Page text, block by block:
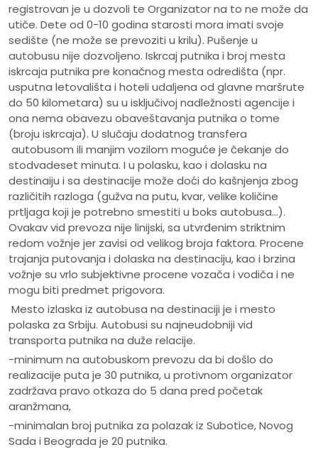
registrovan je u dozvoli te Organizator na to ne može da
utiče. Dete od 0-10 godina starosti mora imati svoje
sedište (ne može se prevoziti u krilu). Pušenje u
autobusu nije dozvoljeno. Iskrcaj putnika i broj mesta
iskrcaja putnika pre konačnog mesta odredišta (npr.
usputna letovališta i hoteli udaljena od glavne maršrute
do 50 kilometara) su u isključivoj nadležnosti agencije i
ona nema obavezu obaveštavanja putnika o tome
(broju iskrcaja). U slučaju dodatnog transfera
autobusom ili manjim vozilom moguće je čekanje do
stodvadeset minuta. I u polasku, kao i dolasku na
destinaiju i sa destinacije može doći do kašnjenja zbog
različitih razloga (gužva na putu, kvar, velike količine
prtljaga koji je potrebno smestiti u boks autobusa...).
Ovakav vid prevoza nije linijski, sa utvrđenim striktnim
redom vožnje jer zavisi od velikog broja faktora. Procene
trajanja putovanja i dolaska na destinaciju, kao i brzina
vožnje su vrlo subjektivne procene vozača i vodiča i ne
mogu biti predmet prigovora.
Mesto izlaska iz autobusa na destinaciji je i mesto
polaska za Srbiju. Autobusi su najneudobniji vid
transporta putnika na duže relacije.
-minimum na autobuskom prevozu da bi došlo do
realizacije puta je 30 putnika, u protivnom organizator
zadržava pravo otkaza do 5 dana pred početak
aranžmana,
-minimalan broj putnika za polazak iz Subotice, Novog
Sada i Beograda je 20 putnika.